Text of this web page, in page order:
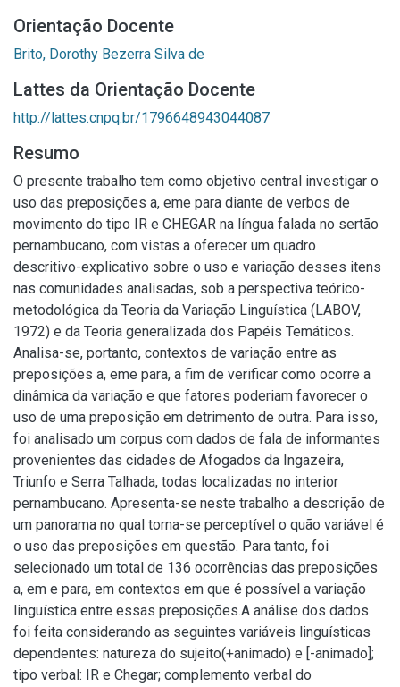
Orientação Docente
Brito, Dorothy Bezerra Silva de
Lattes da Orientação Docente
http://lattes.cnpq.br/1796648943044087
Resumo
O presente trabalho tem como objetivo central investigar o
uso das preposições a, eme para diante de verbos de
movimento do tipo IR e CHEGAR na língua falada no sertão
pernambucano, com vistas a oferecer um quadro
descritivo-explicativo sobre o uso e variação desses itens
nas comunidades analisadas, sob a perspectiva teórico-
metodológica da Teoria da Variação Linguística (LABOV,
1972) e da Teoria generalizada dos Papéis Temáticos.
Analisa-se, portanto, contextos de variação entre as
preposições a, eme para, a fim de verificar como ocorre a
dinâmica da variação e que fatores poderiam favorecer o
uso de uma preposição em detrimento de outra. Para isso,
foi analisado um corpus com dados de fala de informantes
provenientes das cidades de Afogados da Ingazeira,
Triunfo e Serra Talhada, todas localizadas no interior
pernambucano. Apresenta-se neste trabalho a descrição de
um panorama no qual torna-se perceptível o quão variável é
o uso das preposições em questão. Para tanto, foi
selecionado um total de 136 ocorrências das preposições
a, em e para, em contextos em que é possível a variação
linguística entre essas preposições.A análise dos dados
foi feita considerando as seguintes variáveis linguísticas
dependentes: natureza do sujeito(+animado) e [-animado];
tipo verbal: IR e Chegar; complemento verbal do